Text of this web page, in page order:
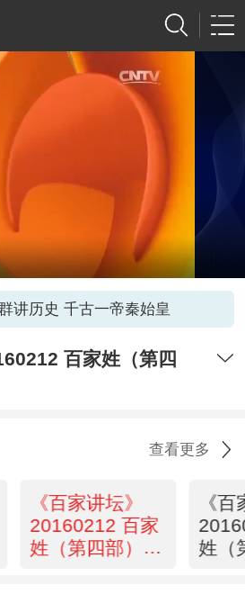
讲历史 千古一帝秦始皇
百家姓（第四
查看更多
《百家讲坛》
20160212 百家
姓（第四部）5
《
姓（